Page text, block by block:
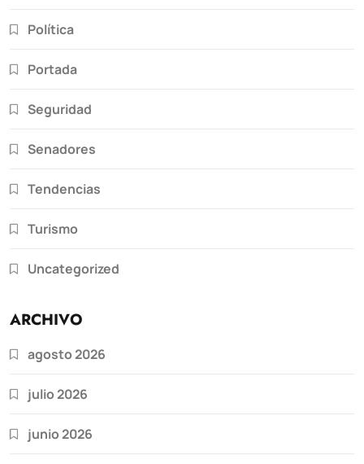
Política
Portada
Seguridad
Senadores
Tendencias
Turismo
Uncategorized
ARCHIVO
agosto 2026
julio 2026
junio 2026